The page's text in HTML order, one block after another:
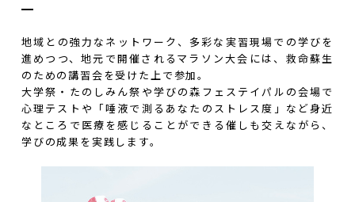
地域との強力なネットワーク、多彩な実習現場での学びを
進めつつ、地元で開催されるマラソン大会には、救命蘇生
のための講習会を受けた上で参加。
大学祭・たのしみん祭や学びの森フェステイパルの会場で
心理テストや「唾液で測るあなたのストレス度」など身近
なところで医療を感じることができる催しも交えながら、
学びの成果を実践します。